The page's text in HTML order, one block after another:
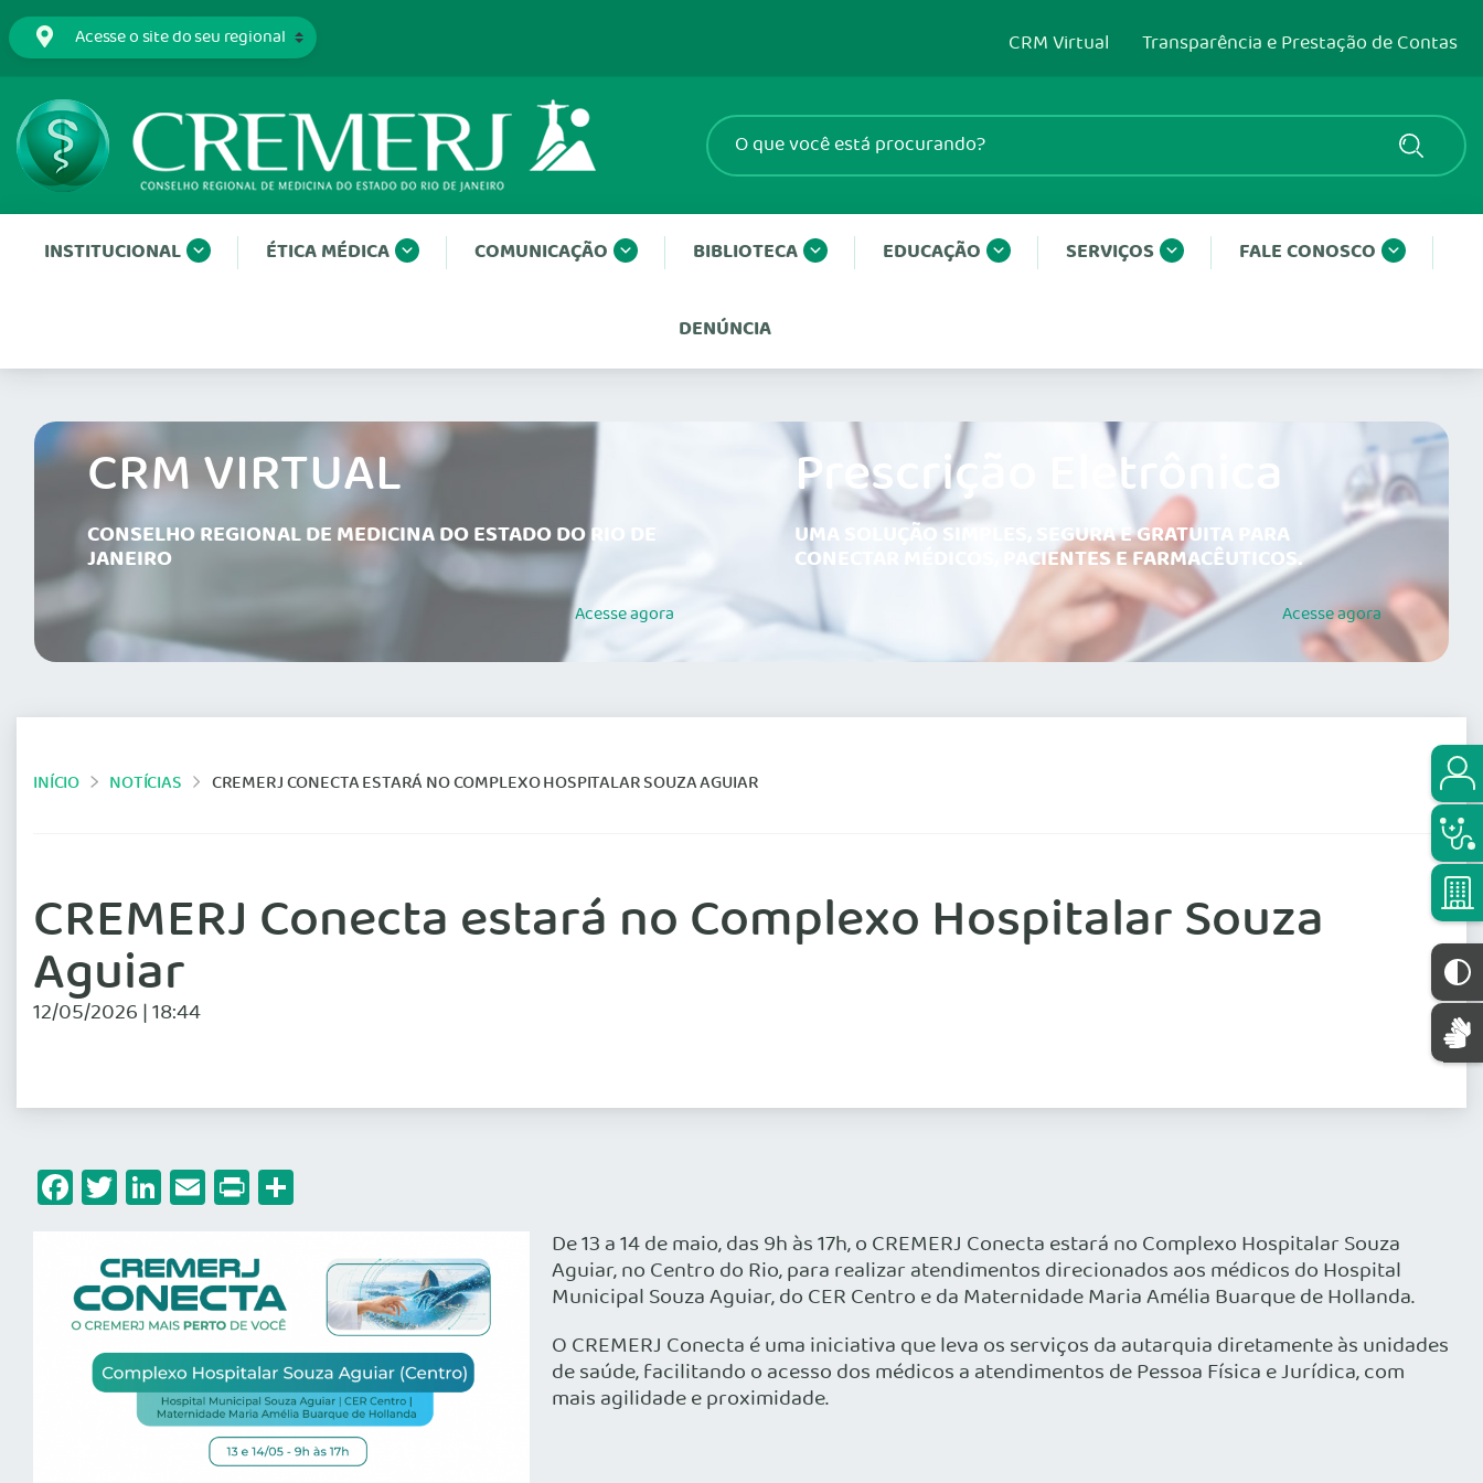
CRM Virtual Transparência e Prestação de Contas
INSTITUCIONAL ÉTICA MÉDICA COMUNICAÇÃO BIBLIOTECA EDUCAÇÃO SERVIÇOS FALE CONOSCO
DENÚNCIA
CRM VIRTUAL
CONSELHO REGIONAL DE MEDICINA DO ESTADO DO RIO DE
JANEIRO
Acesseagora
Prescrição Eletrônica
UMA SOLUÇÃO SIMPLES, SEGURA E GRATUITA PARA
CONECTAR MÉDICOS, PACIENTES E FARMACÊUTICOS.
Acesseagora
INÍCIO NOTÍCIAS CREMERJ CONECTA ESTARÁ NO COMPLEXO HOSPITALAR SOUZA AGUIAR
CREMERJ Conecta estará no Complexo Hospitalar Souza
Aguiar
12/05/2026 | 18:44
Facebook
Twitter
LinkedIn
Email
Print
De 13 a 14 de maio, das 9h às 17h, o CREMERJ Conecta estará no Complexo Hospitalar Souza
Aguiar, no Centro do Rio, para realizar atendimentos direcionados aos médicos do Hospital
Municipal Souza Aguiar, do CER Centro e da Maternidade Maria Amélia Buarque de Hollanda.
O CREMERJ Conecta é uma iniciativa que leva os serviços da autarquia diretamente às unidades
de saúde, facilitando o acesso dos médicos a atendimentos de Pessoa Física e Jurídica, com
mais agilidade e proximidade.